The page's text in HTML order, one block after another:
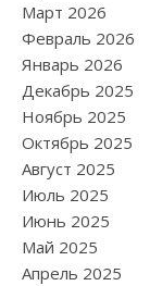
Март 2026
Февраль 2026
Январь 2026
Декабрь 2025
Ноябрь 2025
Октябрь 2025
Август 2025
Июль 2025
Июнь 2025
Май 2025
Апрель 2025